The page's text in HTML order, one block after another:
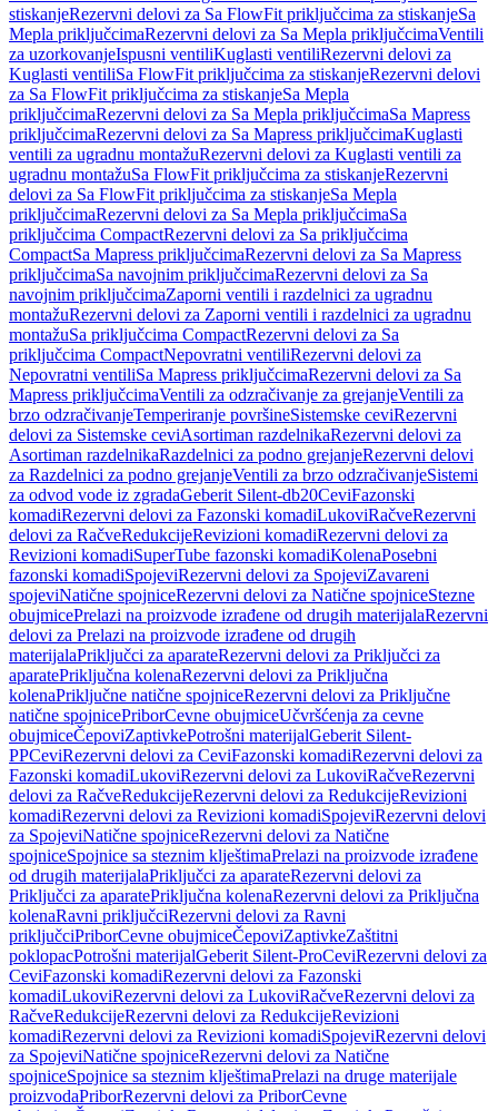
stiskanjeRezervni delovi za Sa FlowFit priključcima za stiskanjeSa
Mepla priključcimaRezervni delovi za Sa Mepla priključcimaVentili
za uzorkovanjeIspusni ventiliKuglasti ventiliRezervni delovi za
Kuglasti ventiliSa FlowFit priključcima za stiskanjeRezervni delovi
za Sa FlowFit priključcima za stiskanjeSa Mepla
priključcimaRezervni delovi za Sa Mepla priključcimaSa Mapress
priključcimaRezervni delovi za Sa Mapress priključcimaKuglasti
ventili za ugradnu montažuRezervni delovi za Kuglasti ventili za
ugradnu montažuSa FlowFit priključcima za stiskanjeRezervni
delovi za Sa FlowFit priključcima za stiskanjeSa Mepla
priključcimaRezervni delovi za Sa Mepla priključcimaSa
priključcima CompactRezervni delovi za Sa priključcima
CompactSa Mapress priključcimaRezervni delovi za Sa Mapress
priključcimaSa navojnim priključcimaRezervni delovi za Sa
navojnim priključcimaZaporni ventili i razdelnici za ugradnu
montažuRezervni delovi za Zaporni ventili i razdelnici za ugradnu
montažuSa priključcima CompactRezervni delovi za Sa
priključcima CompactNepovratni ventiliRezervni delovi za
Nepovratni ventiliSa Mapress priključcimaRezervni delovi za Sa
Mapress priključcimaVentili za odzračivanje za grejanjeVentili za
brzo odzračivanjeTemperiranje površineSistemske ceviRezervni
delovi za Sistemske ceviAsortiman razdelnikaRezervni delovi za
Asortiman razdelnikaRazdelnici za podno grejanjeRezervni delovi
za Razdelnici za podno grejanjeVentili za brzo odzračivanjeSistemi
za odvod vode iz zgradaGeberit Silent-db20CeviFazonski
komadiRezervni delovi za Fazonski komadiLukoviRačveRezervni
delovi za RačveRedukcijeRevizioni komadiRezervni delovi za
Revizioni komadiSuperTube fazonski komadiKolenaPosebni
fazonski komadiSpojeviRezervni delovi za SpojeviZavareni
spojeviNatične spojniceRezervni delovi za Natične spojniceStezne
obujmicePrelazi na proizvode izrađene od drugih materijalaRezervni
delovi za Prelazi na proizvode izrađene od drugih
materijalaPriključci za aparateRezervni delovi za Priključci za
aparatePriključna kolenaRezervni delovi za Priključna
kolenaPriključne natične spojniceRezervni delovi za Priključne
natične spojnicePriborCevne obujmiceUčvršćenja za cevne
obujmiceČepoviZaptivkePotrošni materijalGeberit Silent-
PPCeviRezervni delovi za CeviFazonski komadiRezervni delovi za
Fazonski komadiLukoviRezervni delovi za LukoviRačveRezervni
delovi za RačveRedukcijeRezervni delovi za RedukcijeRevizioni
komadiRezervni delovi za Revizioni komadiSpojeviRezervni delovi
za SpojeviNatične spojniceRezervni delovi za Natične
spojniceSpojnice sa steznim klještimaPrelazi na proizvode izrađene
od drugih materijalaPriključci za aparateRezervni delovi za
Priključci za aparatePriključna kolenaRezervni delovi za Priključna
kolenaRavni priključciRezervni delovi za Ravni
priključciPriborCevne obujmiceČepoviZaptivkeZaštitni
poklopacPotrošni materijalGeberit Silent-ProCeviRezervni delovi za
CeviFazonski komadiRezervni delovi za Fazonski
komadiLukoviRezervni delovi za LukoviRačveRezervni delovi za
RačveRedukcijeRezervni delovi za RedukcijeRevizioni
komadiRezervni delovi za Revizioni komadiSpojeviRezervni delovi
za SpojeviNatične spojniceRezervni delovi za Natične
spojniceSpojnice sa steznim klještimaPrelazi na druge materijale
proizvodaPriborRezervni delovi za PriborCevne